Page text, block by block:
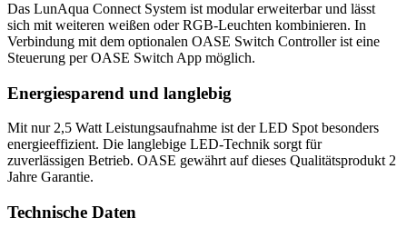
Das LunAqua Connect System ist modular erweiterbar und lässt
sich mit weiteren weißen oder RGB-Leuchten kombinieren. In
Verbindung mit dem optionalen OASE Switch Controller ist eine
Steuerung per OASE Switch App möglich.
Energiesparend und langlebig
Mit nur 2,5 Watt Leistungsaufnahme ist der LED Spot besonders
energieeffizient. Die langlebige LED-Technik sorgt für
zuverlässigen Betrieb. OASE gewährt auf dieses Qualitätsprodukt 2
Jahre Garantie.
Technische Daten